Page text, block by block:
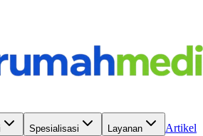
Spesialisasi Layanan Artikel